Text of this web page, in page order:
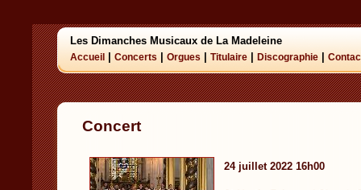
Les Dimanches Musicaux de La Madeleine
Accueil Concerts Orgues Titulaire Discographie
Concert
24 juillet 2022 16h00